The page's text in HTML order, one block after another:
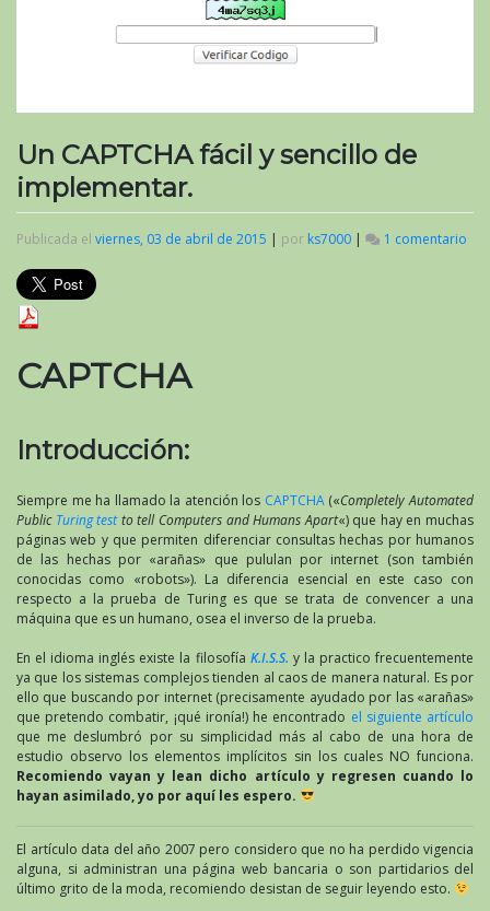
Un CAPTCHA fácil y sencillo de
implementar.
Publicada el viernes, 03 de abril de 2015 | por ks7000 | 1 comentario
CAPTCHA
Introducción:
Siempre me ha llamado la atención los CAPTCHA(«Completely Automated
Public Turing testto tell Computers and Humans Apart«) que hay en muchas
páginas web y que permiten diferenciar consultas hechas por humanos
de las hechas por «arañas» que pululan por internet (son también
conocidas como «robots»). La diferencia esencial en este caso con
respecto a la prueba de Turing es que se trata de convencer a una
máquina que es un humano, osea el inverso de la prueba.
En el idioma inglés existe la filosofía K.I.S.S. y la practico frecuentemente
ya que los sistemas complejos tienden al caos de manera natural. Es por
ello que buscando por internet (precisamente ayudado por las «arañas»
que pretendo combatir, ¡qué ironía!) he encontrado el siguiente artículo
que me deslumbró por su simplicidad más al cabo de una hora de
estudio observo los elementos implícitos sin los cuales NO funciona.
Recomiendo vayan y lean dicho artículo y regresen cuando lo
hayan asimilado, yo por aquí les espero.
El artículo data del año 2007 pero considero que no ha perdido vigencia
alguna, si administran una página web bancaria o son partidarios del
último grito de la moda, recomiendo desistan de seguir leyendo esto.